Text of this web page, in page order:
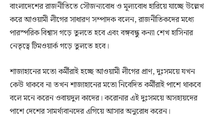
বাংলাদেশের রাজনীতিতে সৌজন্যবোধ ও মূল্যবোধ হারিয়ে যাচ্ছে উল্লেখ
করে আওয়ামী লীগের সাধারণ সম্পাদক বলেন, রাজনীতিকদের মধ্যে
পারস্পরিক বিশ্বাস গড়ে তুলতে হবে এবং বঙ্গবন্ধু কন্যা শেখ হাসিনার
নেতৃত্বে টিমওয়ার্ক গড়ে তুলতে হবে।
শাজাহানের মতো কর্মীরাই হচ্ছে আওয়ামী লীগের প্রাণ, দুঃসময়ে যখন
কেউ থাকবে না তখন শাজাহানের মতো নিবেদিত কর্মীরাই পাশে থাকবে
বলে মনে করেন ওবায়দুল কাদের। করোনার এই দুঃসময়ে অসহায়দের
পাশে দেশের সামর্থ্যবানদের এগিয়ে আসার অনুরোধ করেন।